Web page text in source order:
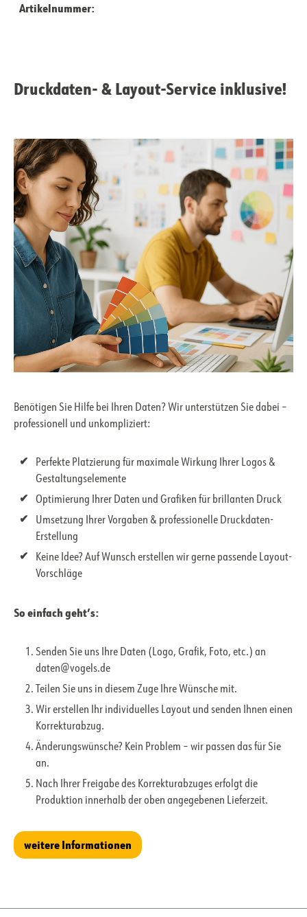
Artikelnummer:
Druckdaten- & Layout-Service inklusive!
Benötigen Sie Hilfe bei Ihren Daten? Wir unterstützen Sie dabei –
professionell und unkompliziert:
Perfekte Platzierung für maximale Wirkung Ihrer Logos &
Gestaltungselemente
Optimierung Ihrer Daten und Grafiken für brillanten Druck
Umsetzung Ihrer Vorgaben & professionelle Druckdaten-
Erstellung
Keine Idee? Auf Wunsch erstellen wir gerne passende Layout-
Vorschläge
So einfach geht’s:
Senden Sie uns Ihre Daten (Logo, Grafik, Foto, etc.) an
daten@vogels.de
Teilen Sie uns in diesem Zuge Ihre Wünsche mit.
Wir erstellen Ihr individuelles Layout und senden Ihnen einen
Korrekturabzug.
Änderungswünsche? Kein Problem – wir passen das für Sie
an.
Nach Ihrer Freigabe des Korrekturabzuges erfolgt die
Produktion innerhalb der oben angegebenen Lieferzeit.
weitere Informationen